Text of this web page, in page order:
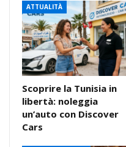
ATTUALITÀ
Scoprire la Tunisia in
libertà: noleggia
un’auto con Discover
Cars